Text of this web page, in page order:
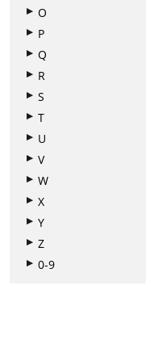
O
P
Q
R
S
T
U
V
W
X
Y
Z
0-9